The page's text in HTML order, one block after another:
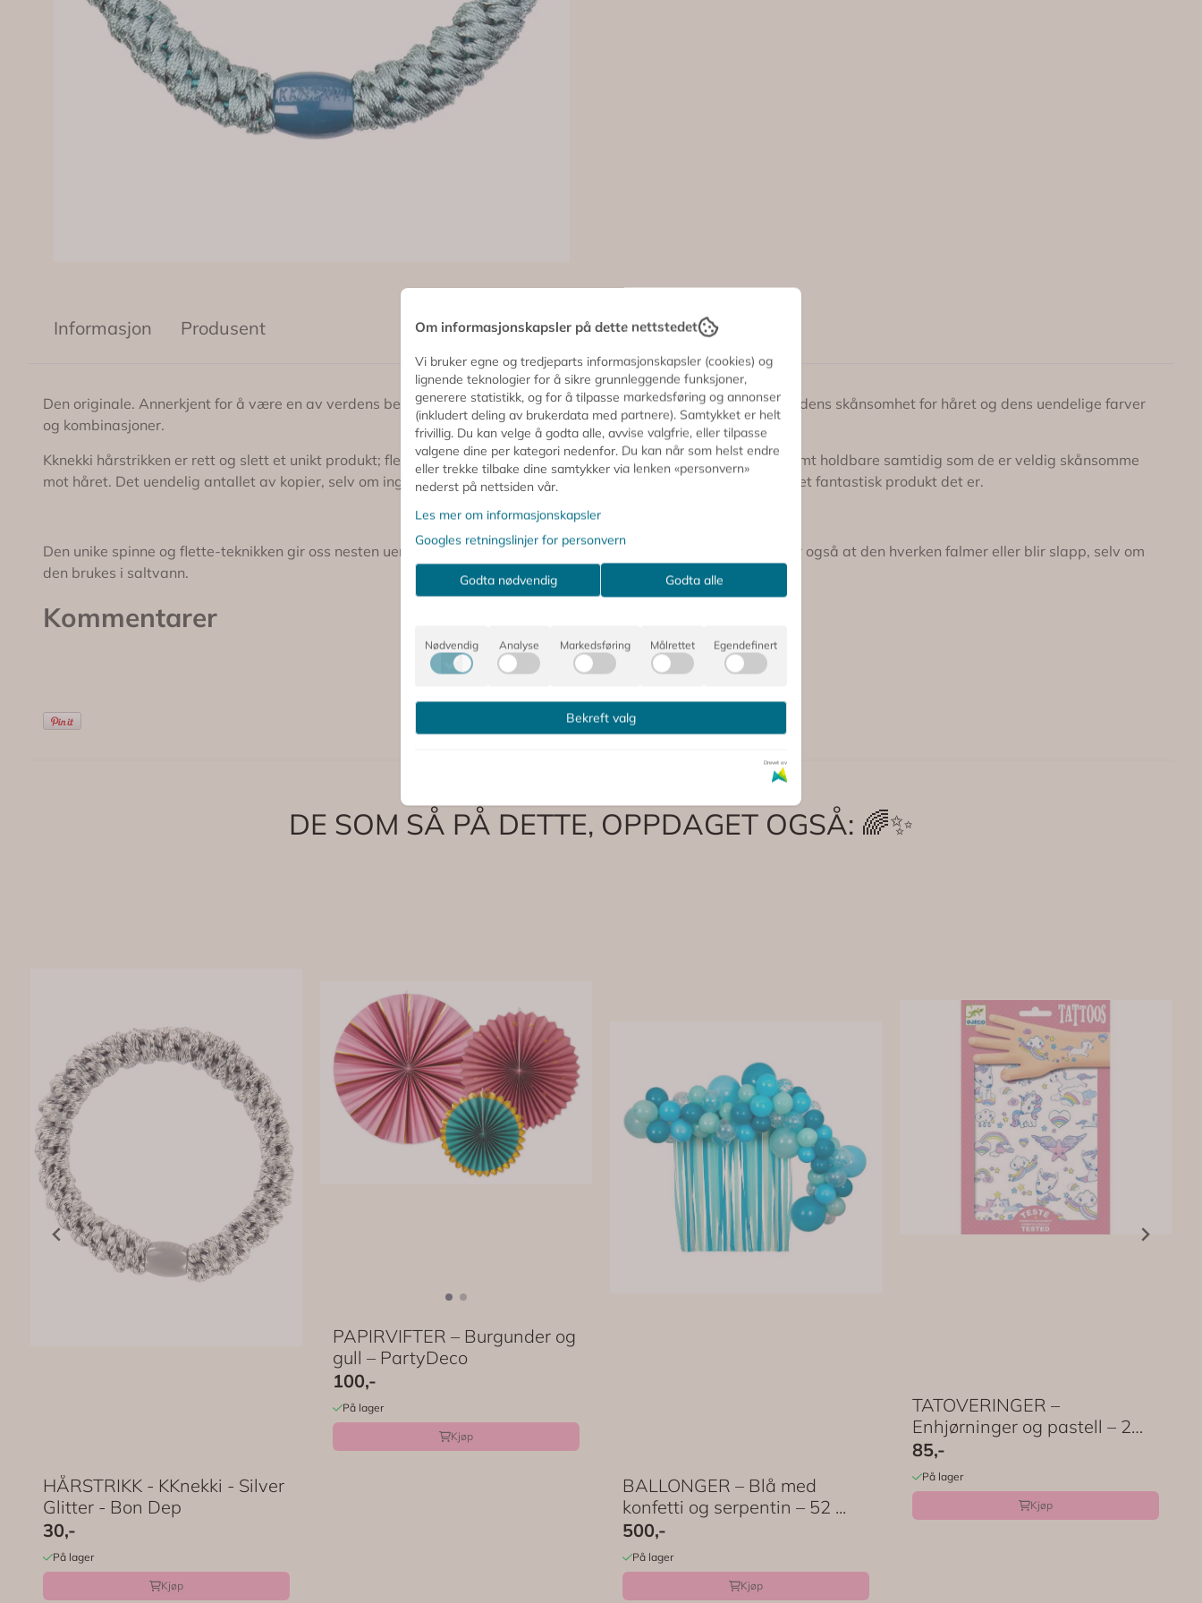
Informasjon Produsent
Den originale. Annerkjent for å være en av verdens beste hårstrikker på grunn av kvaliteten, komfortable elastikk, dens skånsomhet for håret og dens uendelige farver
og kombinasjoner.
Kknekki hårstrikken er rett og slett et unikt produkt; flettet av mere enn 60 tråder med en unik teknikk gjør de ektremt holdbare samtidig som de er veldig skånsomme
mot håret. Det uendelig antallet av kopier, selv om ingen har lykkes, ser vi bare på som en annerkjennelse av hvilket fantastisk produkt det er.
Den unike spinne og flette-teknikken gir oss nesten uendelig muligheter av farver og farvekombinasjonen. Den gjør også at den hverken falmer eller blir slapp, selv om
den brukes i saltvann.
Kommentarer
DE SOM SÅ PÅ DETTE, OPPDAGET OGSÅ: 🌈✨
HÅRSTRIKK - KKnekki - Silver
Glitter - Bon Dep
30,-
På lager
Kjøp
PAPIRVIFTER – Burgunder og
gull – PartyDeco
100,-
På lager
Kjøp
BALLONGER – Blå med
konfetti og serpentin – 52 ...
500,-
På lager
Kjøp
TATOVERINGER –
Enhjørninger og pastell – 2
ark ...
85,-
På lager
Kjøp
Om informasjonskapsler på dette nettstedet
Vi bruker egne og tredjeparts informasjonskapsler (cookies) og
lignende teknologier for å sikre grunnleggende funksjoner,
generere statistikk, og for å tilpasse markedsføring og annonser
(inkludert deling av brukerdata med partnere). Samtykket er helt
frivillig. Du kan velge å godta alle, avvise valgfrie, eller tilpasse
valgene dine per kategori nedenfor. Du kan når som helst endre
eller trekke tilbake dine samtykker via lenken «personvern»
nederst på nettsiden vår.
Les mer om informasjonskapsler
Googles retningslinjer for personvern
Godta nødvendig Godta alle
Nødvendig Analyse Markedsføring Målrettet Egendefinert
Bekreft valg
Drevet av